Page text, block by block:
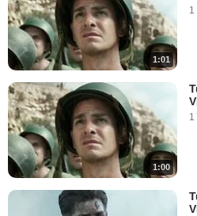
1:01
1
1:00
1